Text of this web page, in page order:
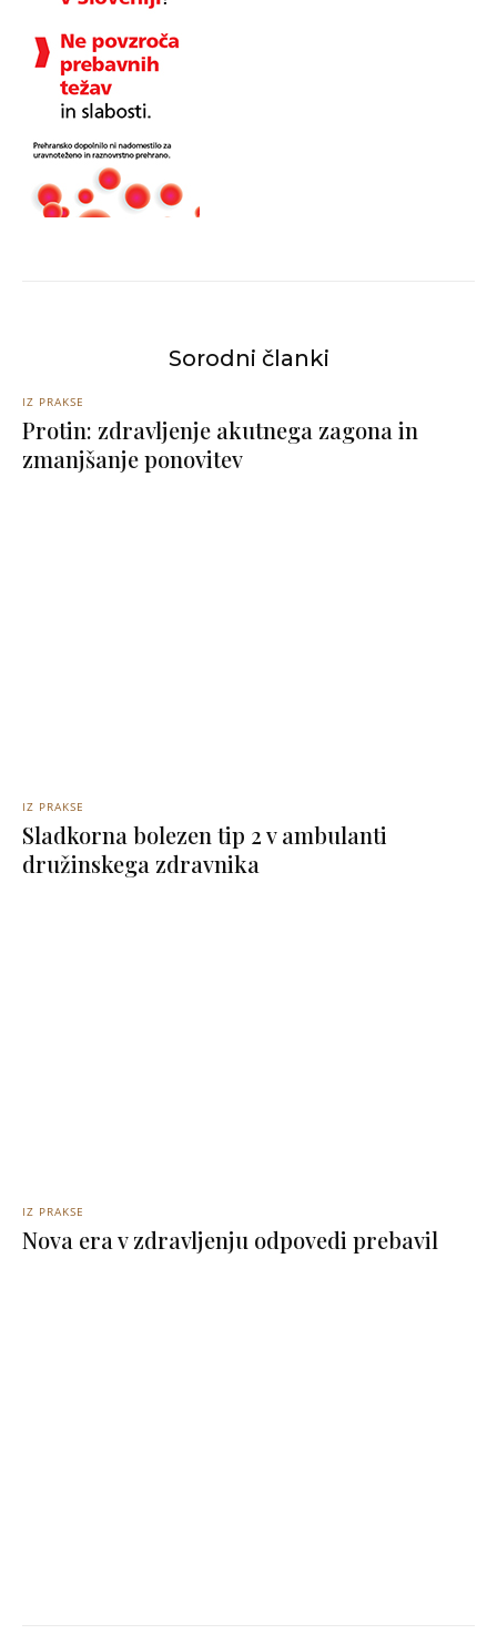
Sorodni članki
IZ PRAKSE
Protin: zdravljenje akutnega zagona in
zmanjšanje ponovitev
IZ PRAKSE
Sladkorna bolezen tip 2 v ambulanti
družinskega zdravnika
IZ PRAKSE
Nova era v zdravljenju odpovedi prebavil